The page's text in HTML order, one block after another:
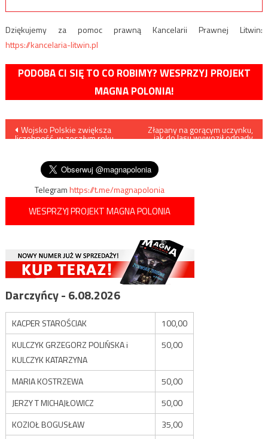
Dziękujemy za pomoc prawną Kancelarii Prawnej Litwin:
https://kancelaria-litwin.pl
PODOBA CI SIĘ TO CO ROBIMY? WESPRZYJ PROJEKT
MAGNA POLONIA!
Nawigacja
Wojsko Polskie zwiększa
liczebność, w zeszłym roku
Złapany na gorącym uczynku,
jak do lasu wywoził odpady
Telegramhttps://t.me/magnapolonia
WESPRZYJ PROJEKT MAGNA POLONIA
Darczyńcy - 6.08.2026
KACPER STAROŚCIAK
100,00
KULCZYK GRZEGORZ POLIŃSKA i
KULCZYK KATARZYNA
50,00
MARIA KOSTRZEWA
50,00
JERZY T MICHAJŁOWICZ
50,00
KOZIOŁ BOGUSŁAW
35,00